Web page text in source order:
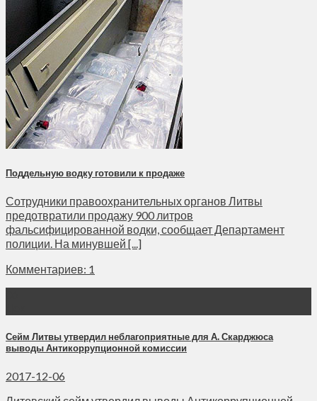
Поддельную водку готовили к продаже
Сотрудники правоохранительных органов Литвы
предотвратили продажу 900 литров
фальсифицированной водки, сообщает Департамент
полиции. На минувшей [...]
Комментариев: 1
Сейм Литвы утвердил неблагоприятные для А. Скарджюса
выводы Антикоррупционной комиссии
2017-12-06